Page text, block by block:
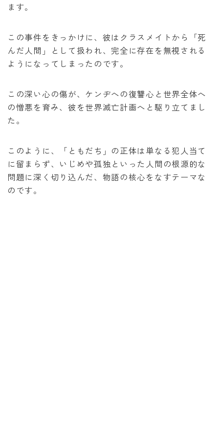
ます。
この事件をきっかけに、彼はクラスメイトから「死
んだ人間」として扱われ、完全に存在を無視される
ようになってしまったのです。
この深い心の傷が、ケンヂへの復讐心と世界全体へ
の憎悪を育み、彼を世界滅亡計画へと駆り立てまし
た。
このように、「ともだち」の正体は単なる犯人当て
に留まらず、いじめや孤独といった人間の根源的な
問題に深く切り込んだ、物語の核心をなすテーマな
のです。